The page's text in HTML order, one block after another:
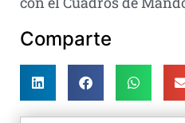
Comparte